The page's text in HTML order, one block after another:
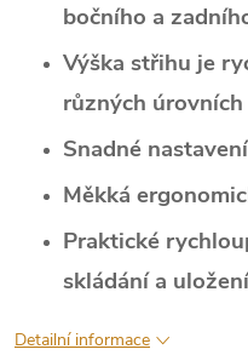
bočního a
Výška střihu je
různých
Snadné
Měkká
Praktické
skládání a
Detailní informace